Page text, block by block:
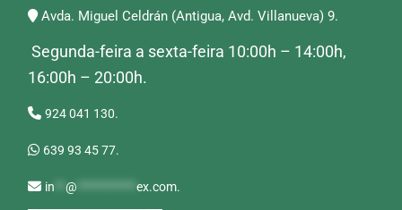
Avda. Miguel Celdrán (Antigua, Avd. Villanueva) 9.
Segunda-feira a sexta-feira 10:00h – 14:00h,
16:00h – 20:00h.
924 041 130.
639 93 45 77.
in **@ ***********ex.com.